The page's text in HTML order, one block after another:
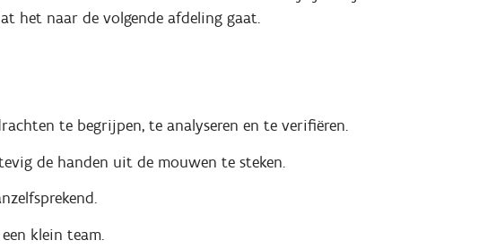
het naar de volgende afdeling gaat.
te begrijpen, te analyseren en te verifiëren.
de handen uit de mouwen te steken.
klein team.